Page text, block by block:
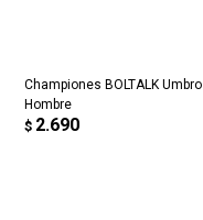
Championes BOLTALK Umbro
Hombre
$ 2.690